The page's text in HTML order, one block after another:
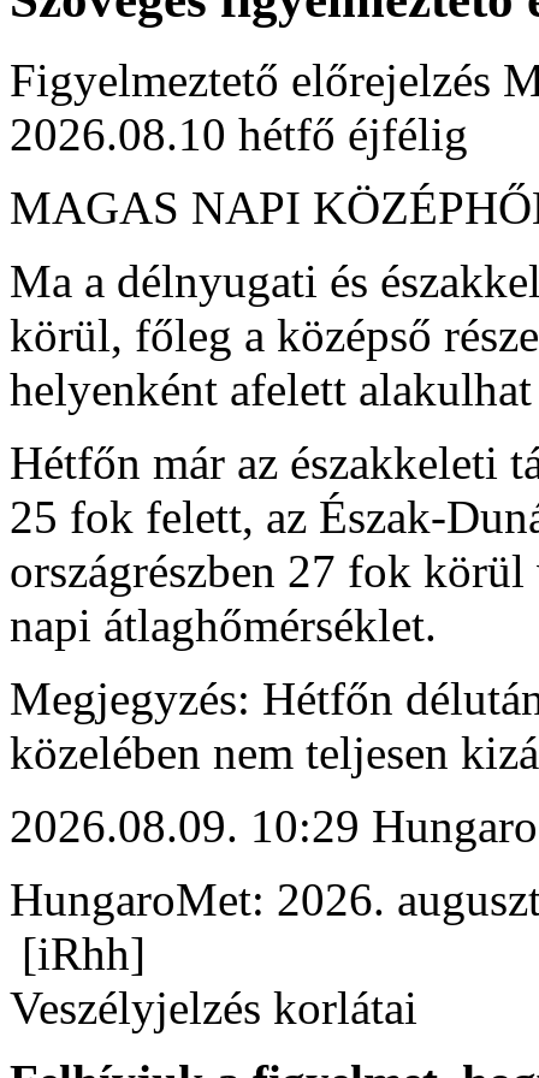
Figyelmeztető előrejelzés
2026.08.10 hétfő éjfélig
MAGAS NAPI
Ma a délnyugati és
körül, főleg a középső
helyenként afelett
Hétfőn már az északkeleti
25 fok felett, az Észak-
országrészben 27 fok
napi átlaghőmérséklet.
Megjegyzés: Hétfőn
közelében nem teljesen
2026.08.09. 10:29
HungaroMet: 2026.
[iRhh]
Veszélyjelzés korlátai